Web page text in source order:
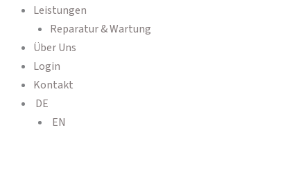
Leistungen
Reparatur & Wartung
Über Uns
Login
Kontakt
DE
EN